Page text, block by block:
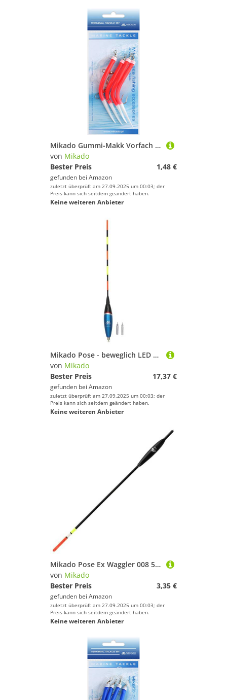
Mikado Gummi-Makk Vorfach in DREI Größen mit Hakengröße 2/0, 4/0 und 6/0, Rot-Weiß und Blau-Weiß, mit Vier Haken (2/0) BZW. DREI (4/0 + 6/0) (2/0 - Rot-Weiß)
von Mikado
Bester Preis
1,48 €
gefunden bei Amazon
zuletzt überprüft am 27.09.2025 um 00:03; der
Preis kann sich seitdem geändert haben.
Keine weiteren Anbieter
Mikado Pose - beweglich LED 01-5.0+2G
von Mikado
Bester Preis
17,37 €
gefunden bei Amazon
zuletzt überprüft am 27.09.2025 um 00:03; der
Preis kann sich seitdem geändert haben.
Keine weiteren Anbieter
Mikado Pose Ex Waggler 008 5.0G
von Mikado
Bester Preis
3,35 €
gefunden bei Amazon
zuletzt überprüft am 27.09.2025 um 00:03; der
Preis kann sich seitdem geändert haben.
Keine weiteren Anbieter